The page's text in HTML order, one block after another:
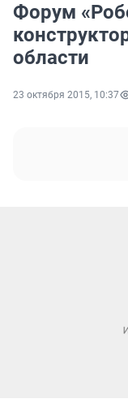
Форум
области
23 октября 2015, 10:37